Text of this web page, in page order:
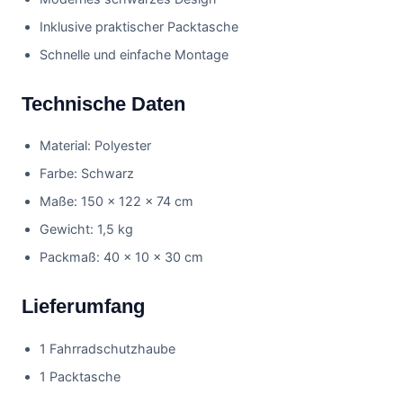
Inklusive praktischer Packtasche
Schnelle und einfache Montage
Technische Daten
Material: Polyester
Farbe: Schwarz
Maße: 150 × 122 × 74 cm
Gewicht: 1,5 kg
Packmaß: 40 × 10 × 30 cm
Lieferumfang
1 Fahrradschutzhaube
1 Packtasche